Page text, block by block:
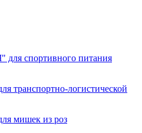
спортивного питания
логистической
мишек из роз